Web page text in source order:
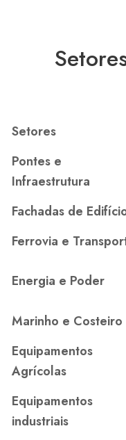
Setores
Pontes e
Infraestrutura
Fachadas de
Ferrovia e
Energia e Poder
Marinho e Costeiro
Equipamentos
Agrícolas
Equipamentos
industriais